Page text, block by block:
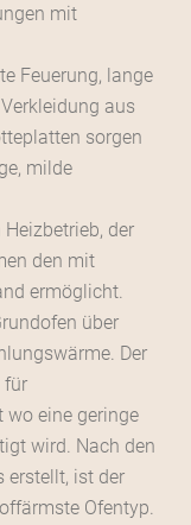
mit
Feuerung, lange
aus
sorgen
milde
der
den mit
ermöglicht.
über
Der
für
wo eine geringe
wird. Nach den
erstellt, ist der
Ofentyp.